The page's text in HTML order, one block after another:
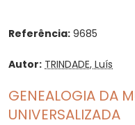
Referência: 9685
Autor: TRINDADE, Luís
GENEALOGIA DA
UNIVERSALIZADA